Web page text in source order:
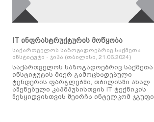
IT ინფრასტრუქტურის მოწყობა
საქართველოს საზოგადოებრივ საქმეთა
ინსტიტუტი - ჯიპა (თბილისი, 21.06.2024)
საქართველოს საზოგადოებრივ საქმეთა
ინსტიტუტის მიერ გამოცხადებული
ტენდერის ფარგლებში, თბილისში ახალ
აშენებული კაპმპუსისთვის IT ტექნიკის
შესყიდვისთვის შეირჩა ინტელკომ ჯგუფი.